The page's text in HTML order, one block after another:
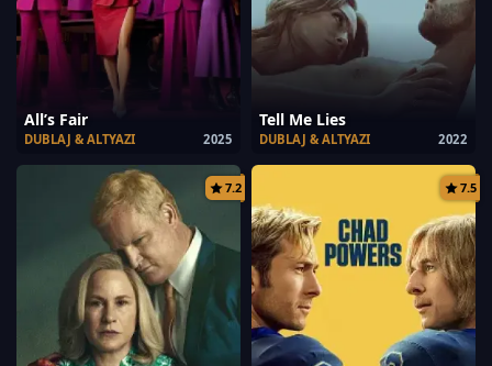
All’s Fair
2025
DUBLAJ & ALTYAZI
Tell Me Lies
2022
DUBLAJ & ALTYAZI
7.2 7.5